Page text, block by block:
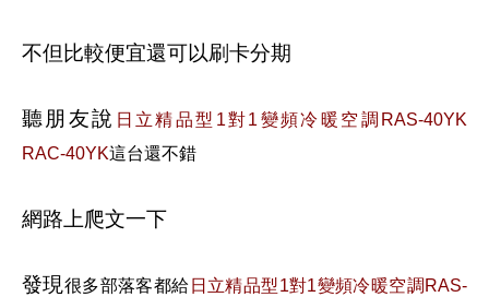
不但比較便宜還可以刷卡分期
聽朋友說 日立精品型1對1變頻冷暖空調RAS-40YK
RAC-40YK這台還不錯
網路上爬文一下
發現很多部落客都給 日立精品型1對1變頻冷暖空調RAS-